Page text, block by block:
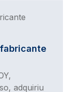
adquiriu